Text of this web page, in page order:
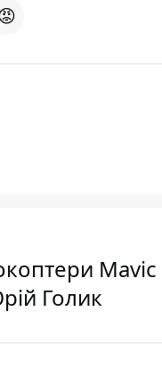
Mavic
Голик